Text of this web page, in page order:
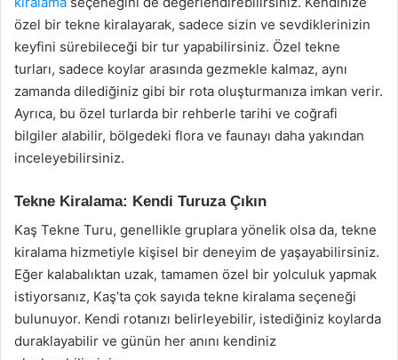
özel bir tekne kiralayarak, sadece sizin ve sevdiklerinizin
keyfini sürebileceği bir tur yapabilirsiniz. Özel tekne
turları, sadece koylar arasında gezmekle kalmaz, aynı
zamanda dilediğiniz gibi bir rota oluşturmanıza imkan verir.
Ayrıca, bu özel turlarda bir rehberle tarihi ve coğrafi
bilgiler alabilir, bölgedeki flora ve faunayı daha yakından
inceleyebilirsiniz.
Tekne Kiralama: Kendi Turuza Çıkın
Kaş Tekne Turu, genellikle gruplara yönelik olsa da, tekne
kiralama hizmetiyle kişisel bir deneyim de yaşayabilirsiniz.
Eğer kalabalıktan uzak, tamamen özel bir yolculuk yapmak
istiyorsanız, Kaş’ta çok sayıda tekne kiralama seçeneği
bulunuyor. Kendi rotanızı belirleyebilir, istediğiniz koylarda
duraklayabilir ve günün her anını kendiniz